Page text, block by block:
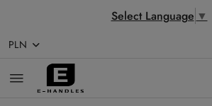
Select Language ▼
Przejdź do treści głównej
Przejdź do wyszukiwarki
Przejdź do moje konto
Przejdź do menu głównego
Przejdź do opisu produktu
Przejdź do stopki
PLN